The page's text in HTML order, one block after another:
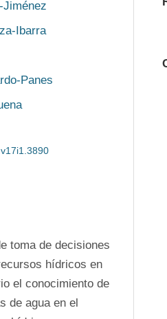
Jiménez
Ibarra
Panes
toma de decisiones
hídricos en
el conocimiento de
de agua en el